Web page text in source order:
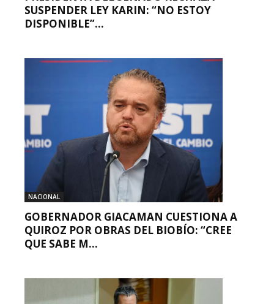
SUSPENDER LEY KARIN: “NO ESTOY
DISPONIBLE”...
NACIONAL
GOBERNADOR GIACAMAN CUESTIONA A
QUIROZ POR OBRAS DEL BIOBÍO: “CREE
QUE SABE M...